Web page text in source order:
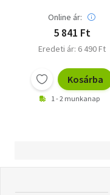
Online ár:
5 841 Ft
Eredeti ár: 6 490 Ft
Kosárba
1 - 2 munkanap